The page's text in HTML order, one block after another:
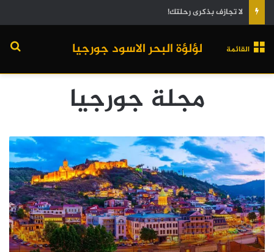
لا تجازف بذكرى رحلتك!
لؤلؤة البحر الاسود جورجيا القائمة
مجلة جورجيا